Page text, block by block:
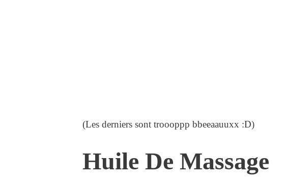
(Les derniers sont troooppp bbeeaauuxx :D)
Huile De Massage